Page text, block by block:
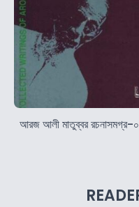
আরজ আলী মাতুব্বর রচনাসমগ্র-